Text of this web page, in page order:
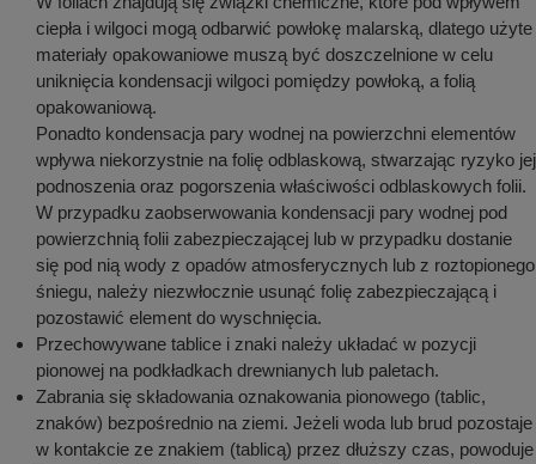
ciepła i wilgoci mogą odbarwić powłokę malarską, dlatego użyte
materiały opakowaniowe muszą być doszczelnione w celu
uniknięcia kondensacji wilgoci pomiędzy powłoką, a folią
opakowaniową.
Ponadto kondensacja pary wodnej na powierzchni elementów
wpływa niekorzystnie na folię odblaskową, stwarzając ryzyko jej
podnoszenia oraz pogorszenia właściwości odblaskowych folii.
W przypadku zaobserwowania kondensacji pary wodnej pod
powierzchnią folii zabezpieczającej lub w przypadku dostanie
się pod nią wody z opadów atmosferycznych lub z roztopionego
śniegu, należy niezwłocznie usunąć folię zabezpieczającą i
pozostawić element do wyschnięcia.
Przechowywane tablice i znaki należy układać w pozycji
pionowej na podkładkach drewnianych lub paletach.
Zabrania się składowania oznakowania pionowego (tablic,
znaków) bezpośrednio na ziemi. Jeżeli woda lub brud pozostaje
w kontakcie ze znakiem (tablicą) przez dłuższy czas, powoduje